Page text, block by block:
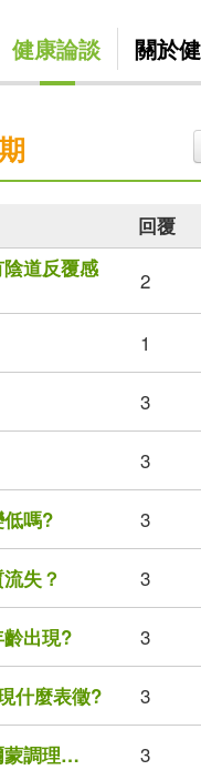
健康論談 關於
回覆
道反覆感
2
1
3
3
嗎? 3
失？ 3
出現? 3
什麼表徵? 3
蒙調理… 3